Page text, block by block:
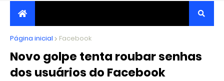
JORNALISMO INDEPENDENTE, TRANSPARENTE E
CRÍTICO
Página inicial Facebook
Novo golpe tenta roubar senhas
dos usuários do Facebook